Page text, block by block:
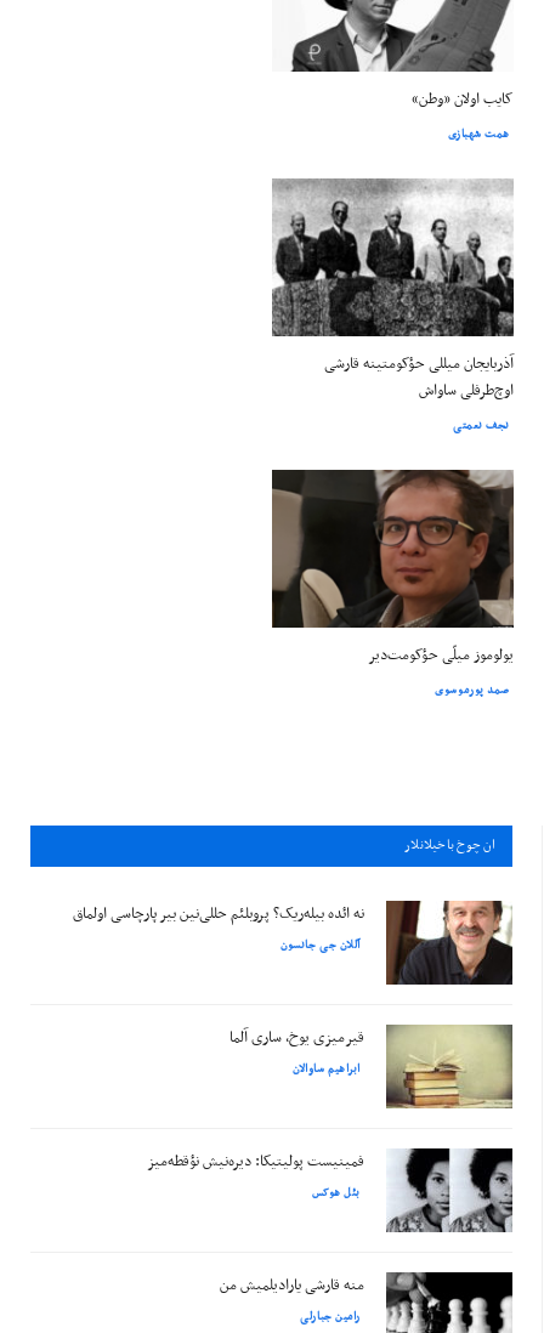
کایب اولان «وطن»
همت شهبازی
آذربایجان میللی حؤکومتینه قارشی
اوچ‌طرفلی ساواش
نجف نعمتی
یولوموز میلّی حؤکومت‌دیر
صمد پورموسوی
ان چوخ باخيلانلار
نه ائده بیله‌ریک؟ پروبلئم حللی‌نین بیر پارچاسی اولماق
آللان جی جانسون
قیرمیزی یوخ، ساری آلما
ابراهیم ساوالان
فمینیست پولیتیکا: دیره‌نیش نؤقطه‌میز
بئل هوکس
منه قارشی یارادیلمیش من
رامین جبارلی